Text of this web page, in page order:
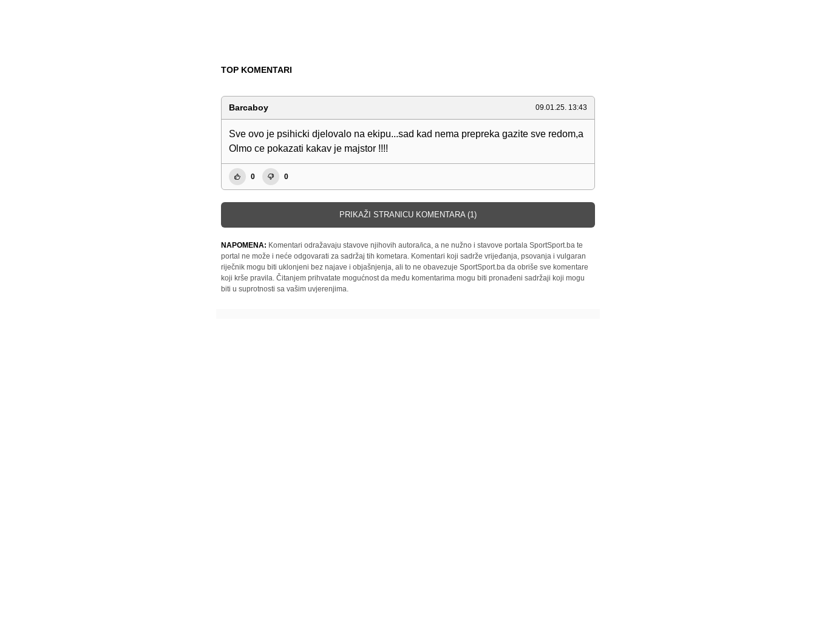
TOP KOMENTARI
Barcaboy 09.01.25. 13:43
Sve ovo je psihicki djelovalo na ekipu...sad kad nema prepreka gazite sve redom,a
Olmo ce pokazati kakav je majstor !!!!
0 0
PRIKAŽI STRANICU KOMENTARA (1)
NAPOMENA: Komentari odražavaju stavove njihovih autora/ica, a ne nužno i stavove portala SportSport.ba te
portal ne može i neće odgovarati za sadržaj tih kometara. Komentari koji sadrže vrijeđanja, psovanja i vulgaran
riječnik mogu biti uklonjeni bez najave i objašnjenja, ali to ne obavezuje SportSport.ba da obriše sve komentare
koji krše pravila. Čitanjem prihvatate mogućnost da među komentarima mogu biti pronađeni sadržaji koji mogu
biti u suprotnosti sa vašim uvjerenjima.